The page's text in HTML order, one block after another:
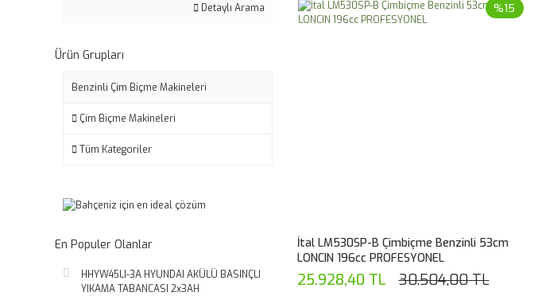
Detaylı Arama
Ürün Grupları
Benzinli Çim Biçme Makineleri
Çim Biçme Makineleri
Tüm Kategoriler
En Populer Olanlar
HHYW45LI-3A HYUNDAI AKÜLÜ BASINÇLI
YIKAMA TABANCASI 2x3AH
%15
İtal LM530SP-B Çimbiçme Benzinli 53cm
LONCIN 196cc PROFESYONEL
25.928,40 TL 30.504,00 TL